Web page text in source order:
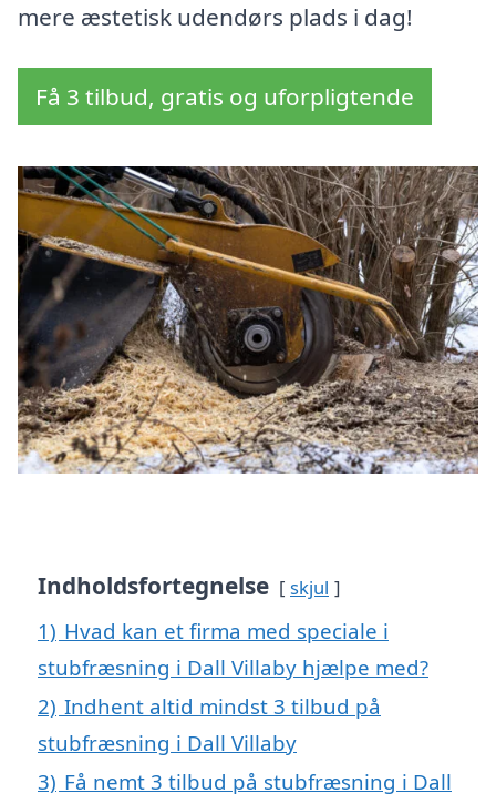
mere æstetisk udendørs plads i dag!
Få 3 tilbud, gratis og uforpligtende
Indholdsfortegnelse skjul
1) Hvad kan et firma med speciale i
stubfræsning i Dall Villaby hjælpe med?
2) Indhent altid mindst 3 tilbud på
stubfræsning i Dall Villaby
3) Få nemt 3 tilbud på stubfræsning i Dall